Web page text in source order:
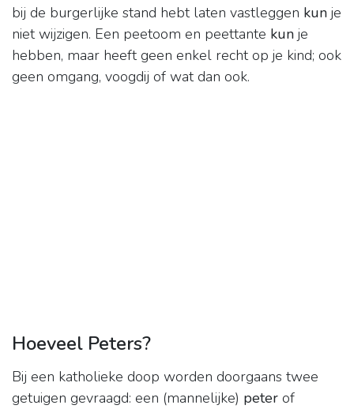
bij de burgerlijke stand hebt laten vastleggen kun je
niet wijzigen. Een peetoom en peettante kun je
hebben, maar heeft geen enkel recht op je kind; ook
geen omgang, voogdij of wat dan ook.
Hoeveel Peters?
Bij een katholieke doop worden doorgaans twee
getuigen gevraagd: een (mannelijke) peter of